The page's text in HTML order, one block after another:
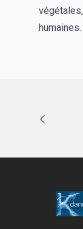
humaines.